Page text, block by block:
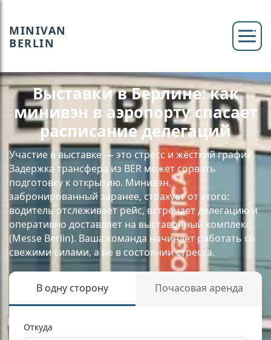
MINIVAN
BERLIN
Выставки в Берлине: как
минивэн в аэропорту спасает
расписание делегаций
Участие в выставке — это стресс и жёсткий график.
Задержка трансфера из BER может сорвать
подготовку к открытию. Минивэн,
забронированный заранее, страхует от этого:
водитель отслеживает рейс, встречает делегацию и
оперативно доставляет на выставочный комплекс
(Messe Berlin). Ваша команда начинает работать со
свежими силами, а не в состоянии стресса.
В одну сторону Почасовая аренда
Откуда